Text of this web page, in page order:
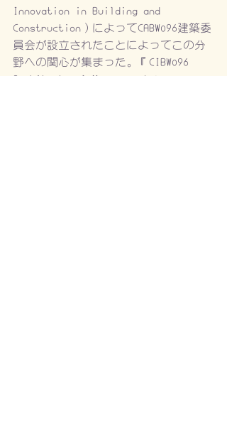
Innovation in Building and
Construction）によってCABW096建築委
員会が設立されたことによってこの分
野への関心が集まった。『CIBW096
Architectural Management』